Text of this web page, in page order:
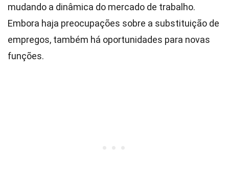
mudando a dinâmica do mercado de trabalho.
Embora haja preocupações sobre a substituição de
empregos, também há oportunidades para novas
funções.